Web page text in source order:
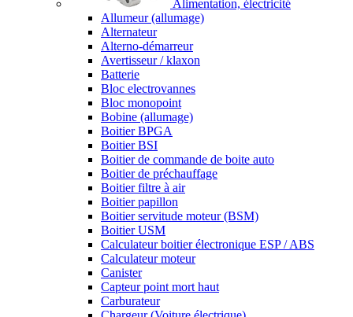
Alimentation, électricité
Allumeur (allumage)
Alternateur
Alterno-démarreur
Avertisseur / klaxon
Batterie
Bloc electrovannes
Bloc monopoint
Bobine (allumage)
Boitier BPGA
Boitier BSI
Boitier de commande de boite auto
Boitier de préchauffage
Boitier filtre à air
Boitier papillon
Boitier servitude moteur (BSM)
Boitier USM
Calculateur boitier électronique ESP / ABS
Calculateur moteur
Canister
Capteur point mort haut
Carburateur